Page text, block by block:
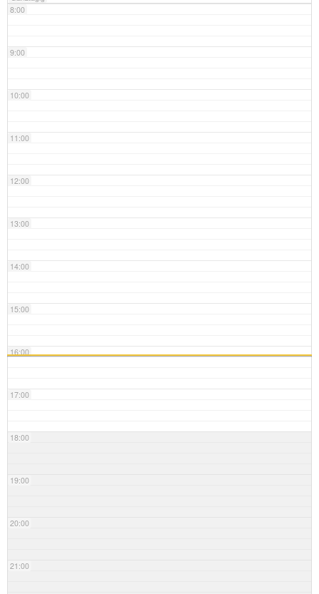
8:00
9:00
10:00
11:00
12:00
13:00
14:00
15:00
16:00
17:00
18:00
19:00
20:00
21:00